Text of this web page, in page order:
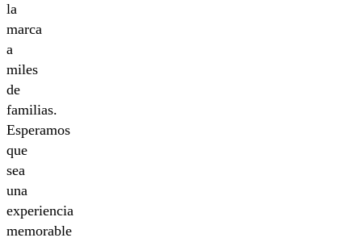
la
marca
a
miles
de
familias.
Esperamos
que
sea
una
experiencia
memorable